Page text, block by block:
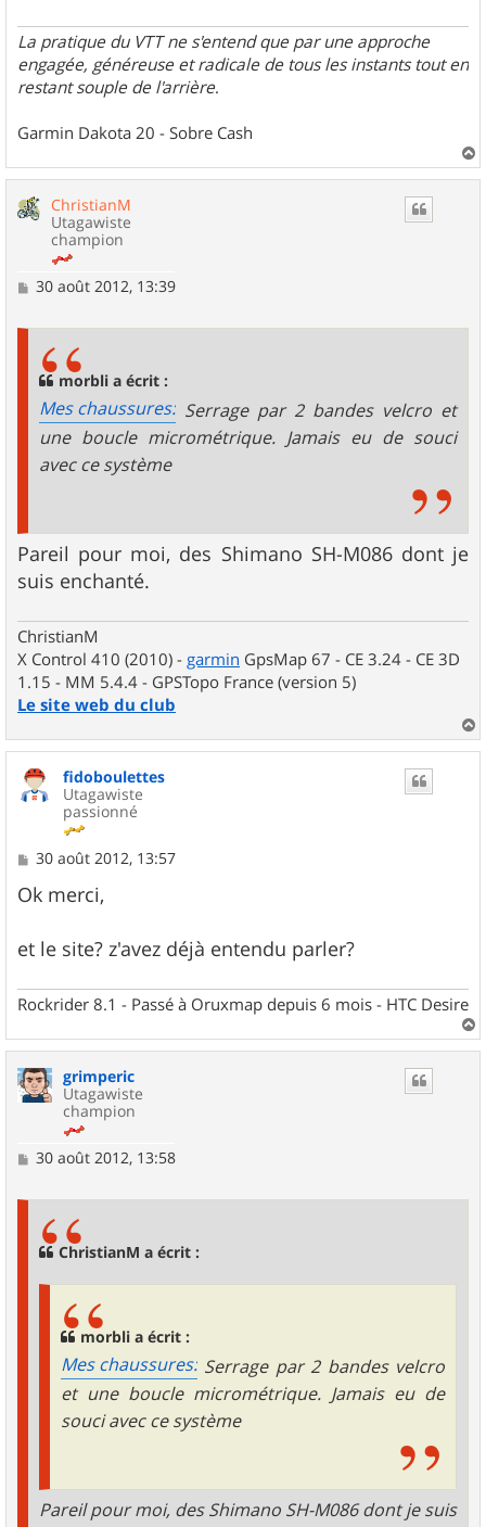
La pratique du VTT ne s'entend que par une approche
engagée, généreuse et radicale de tous les instants tout en
restant souple de l'arrière.
Garmin Dakota 20 - Sobre Cash
a
ChristianM
Utagawiste
champion
M
30 août 2012, 13:39
morbli a écrit :
Mes chaussures: Serrage par 2 bandes velcro et
une boucle micrométrique. Jamais eu de souci
avec ce système
Pareil pour moi, des Shimano SH-M086 dont je
suis enchanté.
ChristianM
X Control 410 (2010) - garmin GpsMap 67 - CE 3.24 - CE 3D
1.15 - MM 5.4.4 - GPSTopo France (version 5)
Le site web du club
a
fidoboulettes
Utagawiste
passionné
M
s
s
g
e
30 août 2012, 13:57
Ok merci,
et le site? z'avez déjà entendu parler?
Rockrider 8.1 - Passé à Oruxmap depuis 6 mois - HTC Desire
a
grimperic
Utagawiste
champion
M
30 août 2012, 13:58
ChristianM a écrit :
morbli a écrit :
Mes chaussures: Serrage par 2 bandes velcro
et une boucle micrométrique. Jamais eu de
souci avec ce système
Pareil pour moi, des Shimano SH-M086 dont je suis